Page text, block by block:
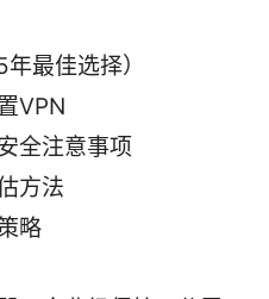
最佳选择）
VPN
全注意事项
方法
略